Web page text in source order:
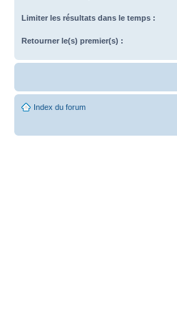
Limiter les résultats dans le temps :
Retourner le(s) premier(s) :
Index du forum